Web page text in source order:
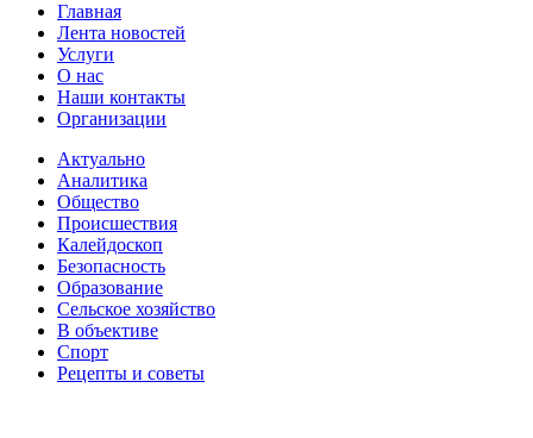
Главная
Лента новостей
Услуги
О нас
Наши контакты
Организации
Актуально
Аналитика
Общество
Происшествия
Калейдоскоп
Безопасность
Образование
Сельское хозяйство
В объективе
Спорт
Рецепты и советы